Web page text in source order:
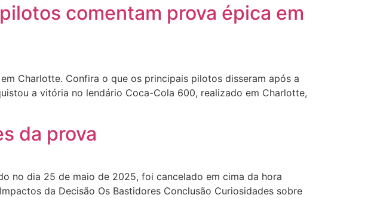
comentam prova épica em
Charlotte. Confira o que os principais pilotos disseram após a
a vitória no lendário Coca-Cola 600, realizado em Charlotte,
da prova
no dia 25 de maio de 2025, foi cancelado em cima da hora
da Decisão Os Bastidores Conclusão Curiosidades sobre